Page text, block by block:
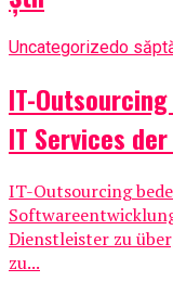
Uncategorizedo
IT-
IT Services
IT-Outsourcing
Dienstleister zu
zu...